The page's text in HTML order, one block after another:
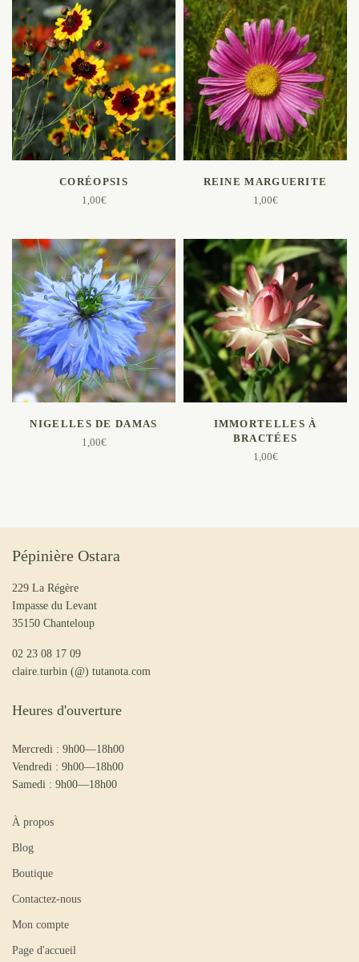
AJOUTER AU PANIER
CORÉOPSIS
1,00€
AJOUTER AU PANIER
REINE MARGUERITE
1,00€
AJOUTER AU PANIER
NIGELLES DE DAMAS
1,00€
AJOUTER AU PANIER
IMMORTELLES À
BRACTÉES
1,00€
Pépinière Ostara
229 La Régère
Impasse du Levant
35150 Chanteloup
02 23 08 17 09
claire.turbin (@) tutanota.com
Heures d'ouverture
Mercredi : 9h00—18h00
Vendredi : 9h00—18h00
Samedi : 9h00—18h00
À propos
Blog
Boutique
Contactez-nous
Mon compte
Page d'accueil